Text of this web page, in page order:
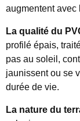
augmentent avec
La qualité du
profilé épais,
pas au soleil,
jaunissent ou se
durée de vie.
La nature du